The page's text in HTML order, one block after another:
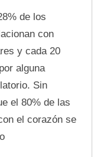
de los
con
y cada 20
alguna
Sin
el 80% de las
el corazón se